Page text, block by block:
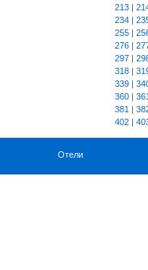
213 |
234 |
255 |
276 |
297 |
318 |
339 |
360 |
381 |
402 |
Отели